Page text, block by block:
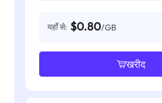
यहाँ से: $0.80/GB
खरीद